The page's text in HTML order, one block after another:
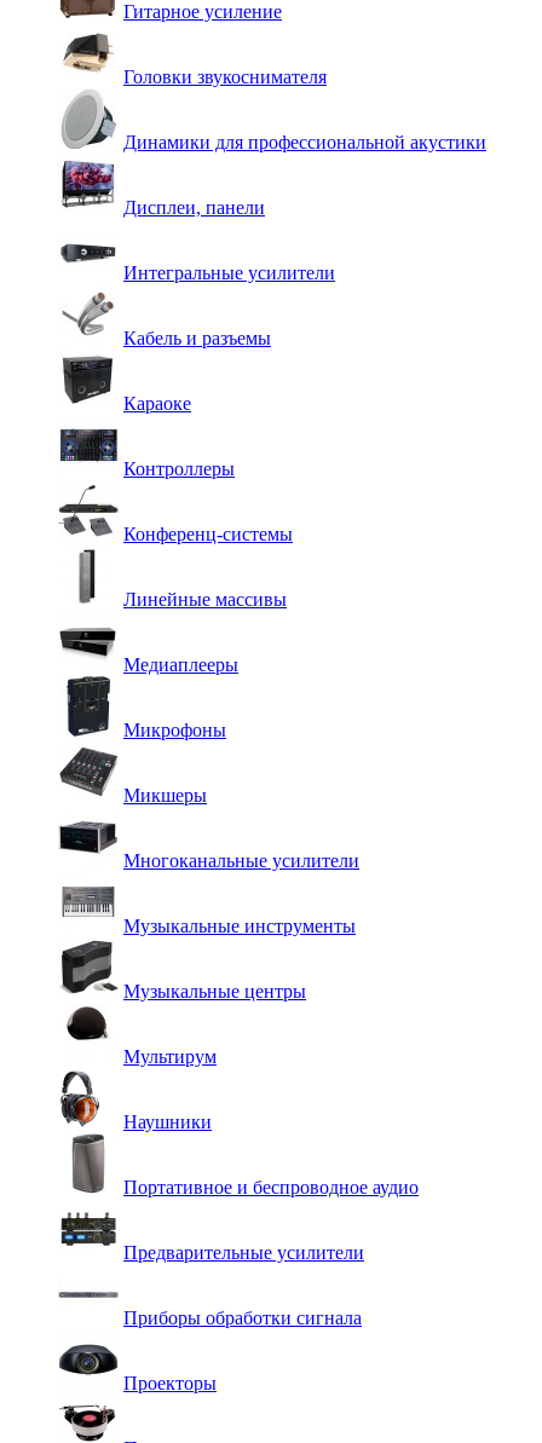
Гитарное усиление
Головки звукоснимателя
Динамики для профессиональной акустики
Дисплеи, панели
Интегральные усилители
Кабель и разъемы
Караоке
Контроллеры
Конференц-системы
Линейные массивы
Медиаплееры
Микрофоны
Микшеры
Многоканальные усилители
Музыкальные инструменты
Музыкальные центры
Мультирум
Наушники
Портативное и беспроводное аудио
Предварительные усилители
Приборы обработки сигнала
Проекторы